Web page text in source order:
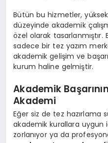
Bütün bu hizmetler,
düzeyinde akademik
özel olarak
sadece bir tez yazım
akademik gelişim ve
kurum haline gelmiştir.
Akademik
Akademi
Eğer siz de tez hazırlama
akademik kurallara uygun
zorlanıyor ya da